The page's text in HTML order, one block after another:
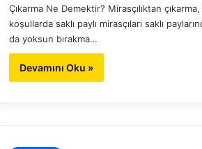
Çıkarma Ne Demektir? Mirasçılıktan
koşullarda saklı paylı mirasçıları saklı
da yoksun bırakma…
Devamını Oku »